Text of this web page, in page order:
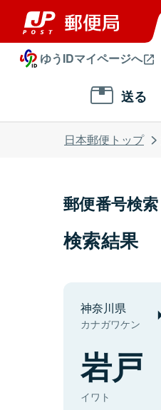
ゆうIDマイページへ
送る
日本郵便トップ
郵便番号検索
検索結果
神奈川県
カナガワケン
岩戸
イワト